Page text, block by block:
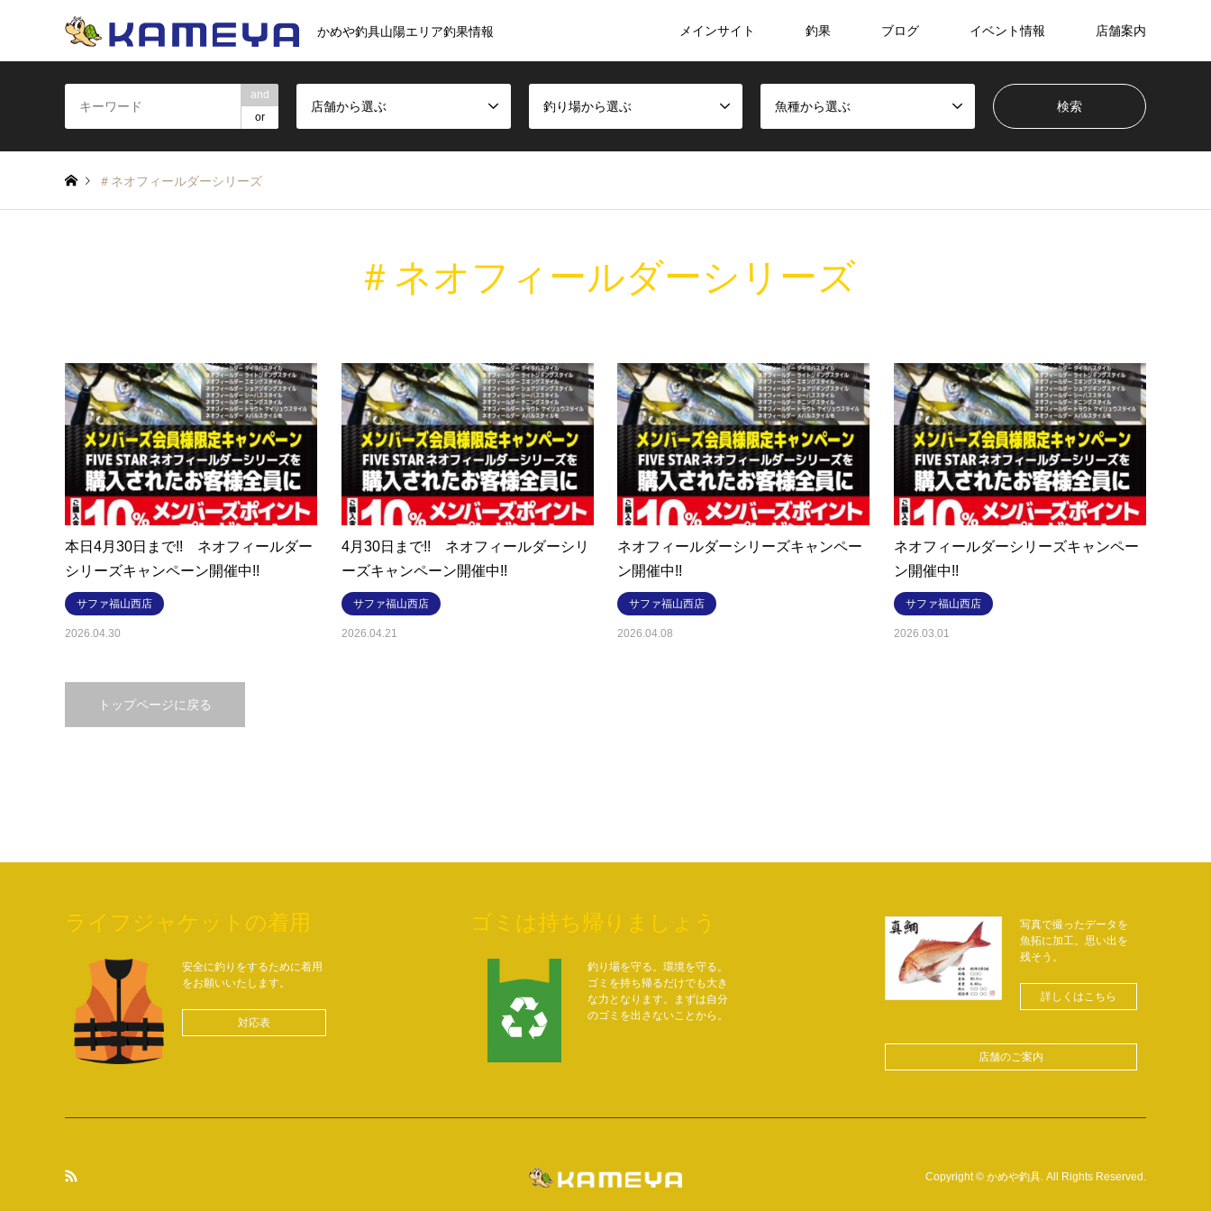
かめや釣具山陽エリア釣果情報 メインサイト 釣果 ブログ イベント情報 店舗案内
and
or
店舗から選ぶ 釣り場から選ぶ 魚種から選ぶ
＃ネオフィールダーシリーズ
＃ネオフィールダーシリーズ
本日4月30日まで!! ネオフィールダー
シリーズキャンペーン開催中!!
サファ福山西店
2026.04.30
4月30日まで!! ネオフィールダーシリ
ーズキャンペーン開催中!!
サファ福山西店
2026.04.21
ネオフィールダーシリーズキャンペー
ン開催中!!
サファ福山西店
2026.04.08
ネオフィールダーシリーズキャンペー
ン開催中!!
サファ福山西店
2026.03.01
トップページに戻る
ライフジャケットの着用
安全に釣りをするために着用
をお願いいたします。
対応表
ゴミは持ち帰りましょう
釣り場を守る。環境を守る。
ゴミを持ち帰るだけでも大き
な力となります。まずは自分
のゴミを出さないことから。
写真で撮ったデータを
魚拓に加工。思い出を
残そう。
詳しくはこちら
店舗のご案内
Copyright© かめや釣具. All Rights Reserved.